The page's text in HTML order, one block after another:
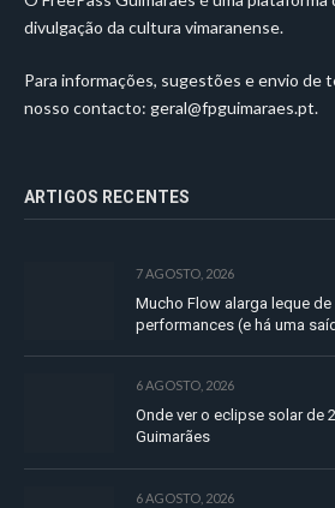
divulgação da cultura vimaranense.
Para informações, sugestões e envio de
nosso contacto: geral@fpguimaraes.pt.
ARTIGOS RECENTES
7 AGOSTO, 2026
Mucho Flow alarga leque
performances (e há uma
6 AGOSTO, 2026
Onde ver o eclipse solar de
Guimarães
6 AGOSTO, 2026